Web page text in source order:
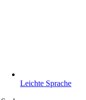
Leichte Sprache